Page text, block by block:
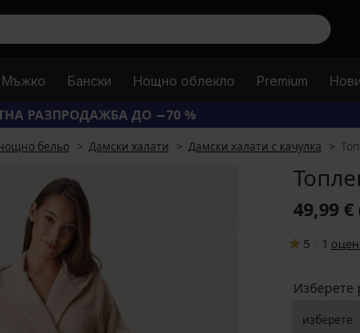
Мъжко Бански Нощно облекло Premium
РАЗПРОДАЖБА ДО −70 %
бельо Дамски халати Дамски халати с качулка
49,99 €
5 1
Изберете